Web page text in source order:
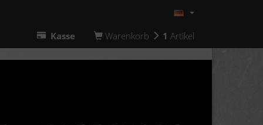
Kasse Warenkorb 1 Artikel